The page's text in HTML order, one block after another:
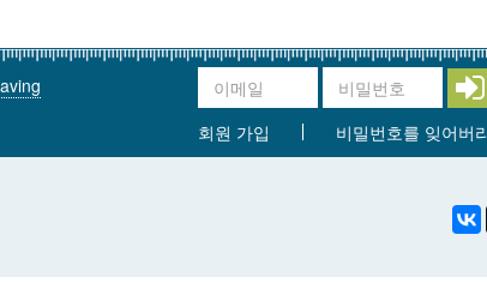
회원 가입
비밀번호를 잊어버